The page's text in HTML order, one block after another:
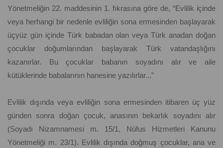
Yönetmeliğin 22. maddesinin 1. fıkrasına göre de, “Evlilik içinde
veya herhangi bir nedenle evliliğin sona ermesinden başlayarak
üçyüz gün içinde Türk babadan olan veya Türk anadan doğan
çocuklar doğumlarından başlayarak Türk vatandaşlığını
kazanırlar. Bu çocuklar babanın soyadını alır ve aile
kütüklerinde babalarının hanesine yazılırlar...”
Evlilik dışında veya evliliğin sona ermesinden itibaren üç yüz
günden sonra doğan çocuk, anasının bekarlık soyadını alır
(Soyadı Nizamnamesi m. 15/1, Nüfus Hizmetleri Kanunu
Yönetmeliği m. 23/1). Evlilik dışında doğmuş çocuklar, ana ve